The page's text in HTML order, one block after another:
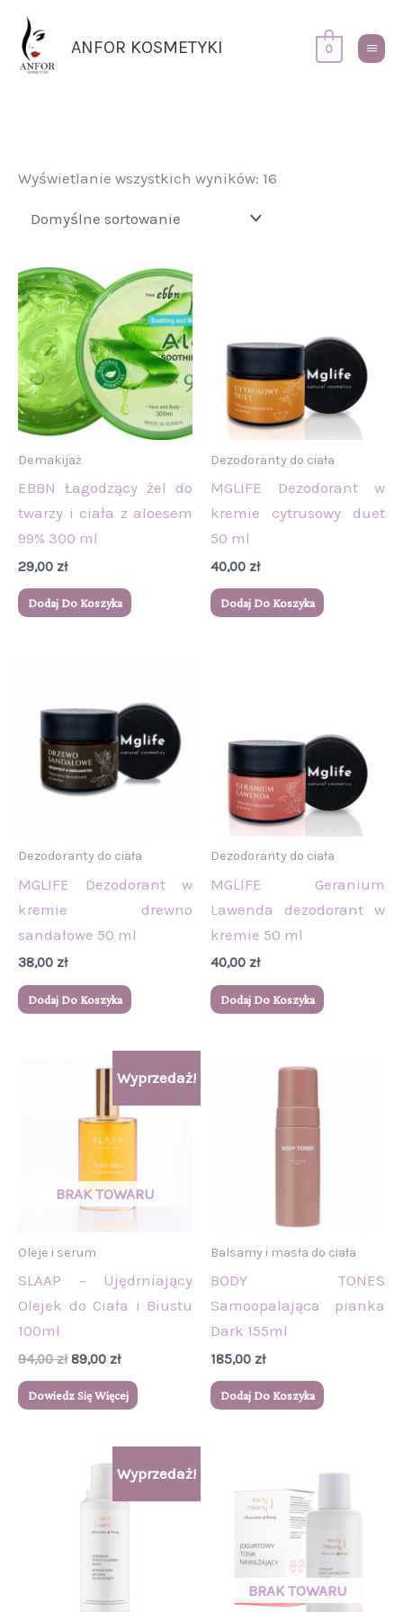
Przejdź
treści
ANFOR KOSMETYKI
Menu
0
Wyświetlanie wszystkich wyników: 16
Demakijaż
EBBN Łagodzący żel do
twarzy i ciała z aloesem
99% 300 ml
29,00 zł
Dodaj Do Koszyka
Dezodoranty do ciała
MGLIFE Dezodorant w
kremie cytrusowy duet
50 ml
40,00 zł
Dodaj Do Koszyka
Dezodoranty do ciała
MGLIFE Dezodorant w
kremie drewno
sandałowe 50 ml
38,00 zł
Dodaj Do Koszyka
Dezodoranty do ciała
MGLIFE Geranium
Lawenda dezodorant w
kremie 50 ml
40,00 zł
Dodaj Do Koszyka
Wyprzedaż!
Oleje i serum
SLAAP – Ujędrniający
Olejek do Ciała i Biustu
100ml
94,00zł
Pierwotna
94,00 zł.
89,00 zł
cena
89,00 zł.
Dowiedz Się Więcej
Balsamy i masła do ciała
BODY TONES
Samoopalająca pianka
Dark 155ml
185,00 zł
Dodaj Do Koszyka
Wyprzedaż!
Pierwotna
wynosiła:
107,00 zł.
cena